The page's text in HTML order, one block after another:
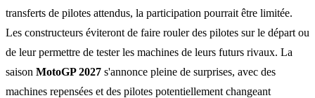
transferts de pilotes attendus, la participation pourrait être limitée.
Les constructeurs éviteront de faire rouler des pilotes sur le départ ou
de leur permettre de tester les machines de leurs futurs rivaux. La
saison MotoGP 2027 s'annonce pleine de surprises, avec des
machines repensées et des pilotes potentiellement changeant